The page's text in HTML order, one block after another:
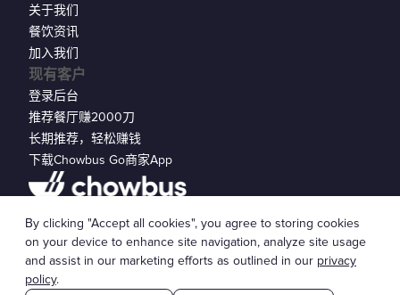
现有客户
登录后台
推荐餐厅赚2000刀
长期推荐，轻松赚钱
下载Chowbus Go商家App
关于我们
餐饮资讯
加入我们
© 2026 Chowbus, Inc.Cookie 设置
By clicking "Accept all cookies", you agree to storing cookies
on your device to enhance site navigation, analyze site usage
and assist in our marketing efforts as outlined in our privacy
policy.